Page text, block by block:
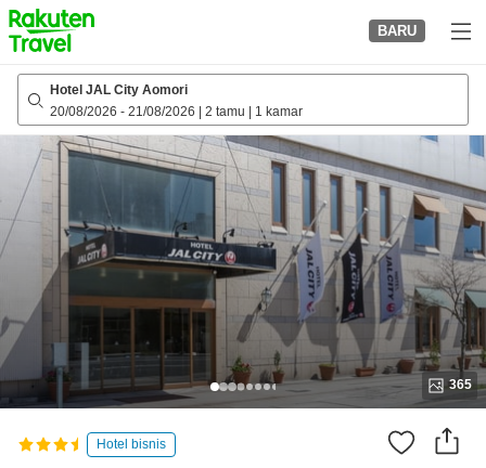
to
top
page
BARU
Hotel JAL City Aomori
20/08/2026 - 21/08/2026 2 tamu 1 kamar
365
Hotel bisnis